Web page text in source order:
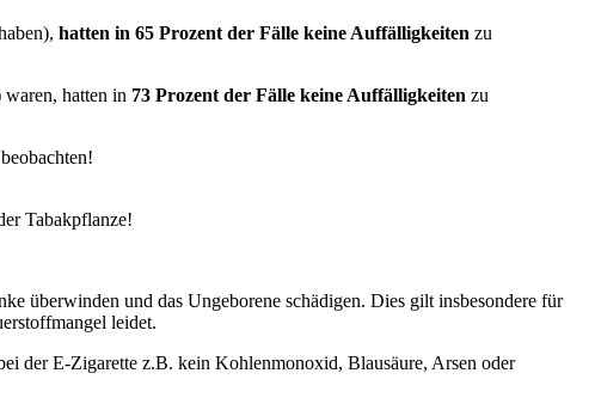
hatten in 65 Prozent der Fälle keine Auffälligkeiten zu
hatten in 73 Prozent der Fälle keine Auffälligkeiten zu
Tabakpflanze!
überwinden und das Ungeborene schädigen. Dies gilt insbesondere für
leidet.
der E-Zigarette z.B. kein Kohlenmonoxid, Blausäure, Arsen oder